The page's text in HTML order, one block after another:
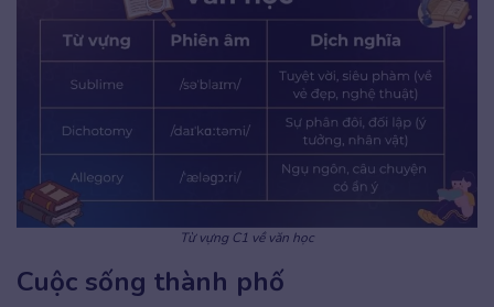
Từ vựng C1 về văn học
Cuộc sống thành phố